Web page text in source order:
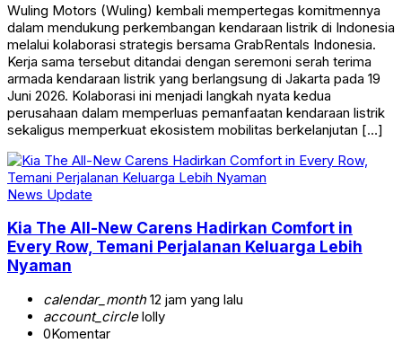
Wuling Motors (Wuling) kembali mempertegas komitmennya
dalam mendukung perkembangan kendaraan listrik di Indonesia
melalui kolaborasi strategis bersama GrabRentals Indonesia.
Kerja sama tersebut ditandai dengan seremoni serah terima
armada kendaraan listrik yang berlangsung di Jakarta pada 19
Juni 2026. Kolaborasi ini menjadi langkah nyata kedua
perusahaan dalam memperluas pemanfaatan kendaraan listrik
sekaligus memperkuat ekosistem mobilitas berkelanjutan […]
News Update
Kia The All-New Carens Hadirkan Comfort in
Every Row, Temani Perjalanan Keluarga Lebih
Nyaman
calendar_month12 jam yang lalu
account_circlelolly
0Komentar